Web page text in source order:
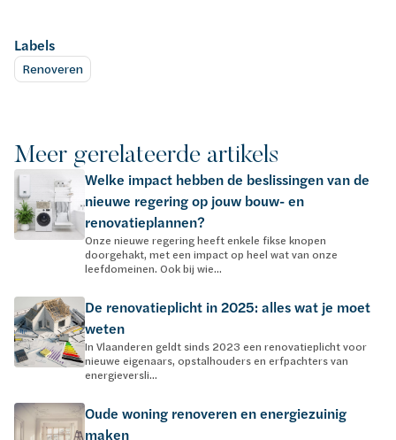
Labels
Renoveren
Meer gerelateerde artikels
Welke impact hebben de beslissingen van de
nieuwe regering op jouw bouw- en
renovatieplannen?
Onze nieuwe regering heeft enkele fikse knopen
doorgehakt, met een impact op heel wat van onze
leefdomeinen. Ook bij wie...
De renovatieplicht in 2025: alles wat je moet
weten
In Vlaanderen geldt sinds 2023 een renovatieplicht voor
nieuwe eigenaars, opstalhouders en erfpachters van
energieversli...
Oude woning renoveren en energiezuinig
maken